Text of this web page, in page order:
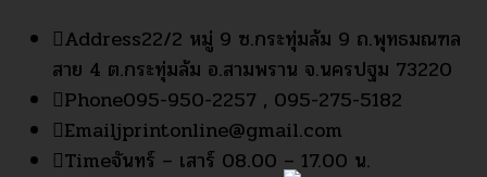
Address22/2 หมู่ 9 ซ.กระทุ่มล้ม 9 ถ.พุทธมณฑล
สาย 4 ต.กระทุ่มล้ม อ.สามพราน จ.นครปฐม 73220
Phone095-950-2257 , 095-275-5182
Emailjprintonline@gmail.com
Timeจันทร์ – เสาร์ 08.00 – 17.00 น.